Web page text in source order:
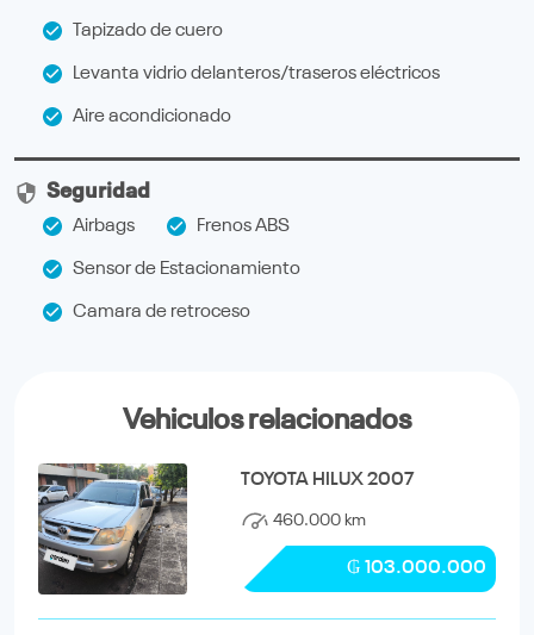
Tapizado de cuero
Levanta vidrio delanteros/traseros eléctricos
Aire acondicionado
Seguridad
Airbags Frenos ABS
Sensor de Estacionamiento
Camara de retroceso
Vehiculos relacionados
TOYOTA HILUX 2007
460.000 km
₲ 103.000.000